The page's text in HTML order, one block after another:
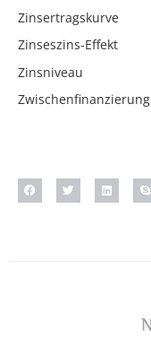
Zinsertragskurve
Zinseszins-Effekt
Zinsniveau
Zwischenfinanzierung